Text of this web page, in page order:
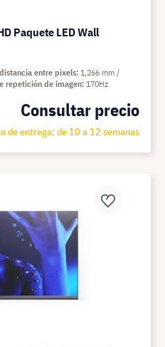
Paquete LED Wall
Consultar precio
de entrega: de 10 a 12 semanas
distancia entre pixels 1,266 mm
repetición de imagen 170Hz